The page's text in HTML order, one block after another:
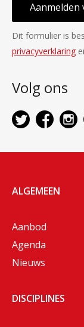
Dit formulier is
privacyverklaring
Volg ons
ALGEMEEN
Aanbod
Agenda
Nieuws
DISCIPLINES